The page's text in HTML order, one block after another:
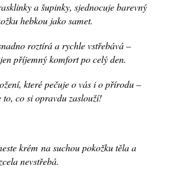
a šupinky, sjednocuje barevný
hebkou jako samet.
roztírá a rychle vstřebává –
příjemný komfort po celý den.
které pečuje o vás i o přírodu –
to, co si opravdu zaslouží!
krém na suchou pokožku těla a
nevstřebá.